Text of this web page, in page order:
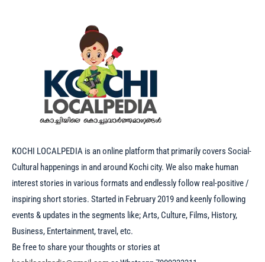
KOCHI LOCALPEDIA is an online platform that primarily covers Social-
Cultural happenings in and around Kochi city. We also make human
interest stories in various formats and endlessly follow real-positive /
inspiring short stories. Started in February 2019 and keenly following
events & updates in the segments like; Arts, Culture, Films, History,
Business, Entertainment, travel, etc.
Be free to share your thoughts or stories at